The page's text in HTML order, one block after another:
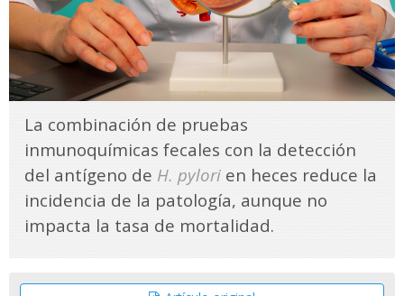
La combinación de pruebas
inmunoquímicas fecales con la detección
del antígeno de H. pylori en heces reduce la
incidencia de la patología, aunque no
impacta la tasa de mortalidad.